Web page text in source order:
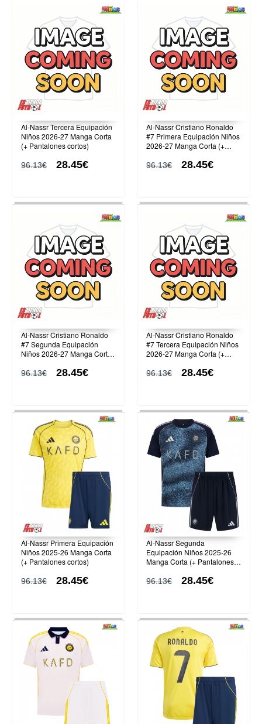
Al-Nassr Tercera Equipación
Niños 2026-27 Manga Corta
(+ Pantalones cortos)
96.13€ 28.45€
Al-Nassr Cristiano Ronaldo
#7 Primera Equipación Niños
2026-27 Manga Corta (+
96.13€ 28.45€
Al-Nassr Cristiano Ronaldo
#7 Segunda Equipación
Niños 2026-27 Manga Corta
96.13€ 28.45€
Al-Nassr Cristiano Ronaldo
#7 Tercera Equipación Niños
2026-27 Manga Corta (+
96.13€ 28.45€
Al-Nassr Primera Equipación
Niños 2025-26 Manga Corta
(+ Pantalones cortos)
96.13€ 28.45€
Al-Nassr Segunda
Equipación Niños 2025-26
Manga Corta (+ Pantalones
96.13€ 28.45€